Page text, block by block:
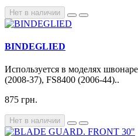
Нет в наличии
BINDEGLIED
Используется в моделях
(2008-37), FS8400 (2006-44)..
875 грн.
Нет в наличии